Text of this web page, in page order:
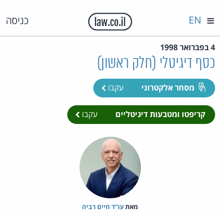
כניסה EN
4 בפברואר 1998
כסף דיגיטלי (חלק ראשון)
מסחר אלקטרוני עקבו
קריפטו ומטבעות דיגיטליים עקבו
מאת‏עו"ד חיים רביה